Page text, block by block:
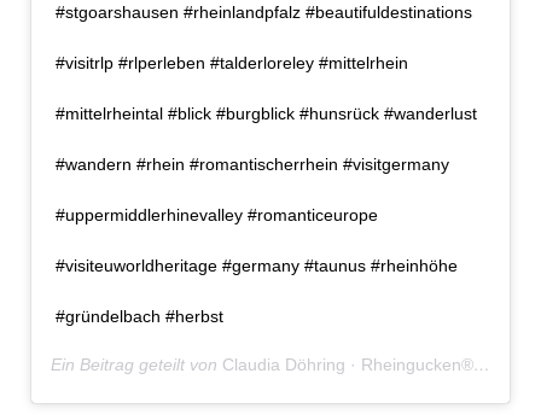
#stgoarshausen #rheinlandpfalz #beautifuldestinations
#visitrlp #rlperleben #talderloreley #mittelrhein
#mittelrheintal #blick #burgblick #hunsrück #wanderlust
#wandern #rhein #romantischerrhein #visitgermany
#uppermiddlerhinevalley #romanticeurope
#visiteuworldheritage #germany #taunus #rheinhöhe
#gründelbach #herbst
Ein Beitrag geteilt von Claudia Döhring · Rheingucken®